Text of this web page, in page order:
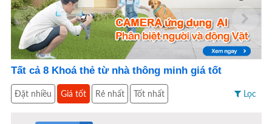
Tất cả 8 Khoá thẻ từ nhà thông minh giá tốt
Đặt nhiều Giá tốt Rẻ nhất Tốt nhất Lọc